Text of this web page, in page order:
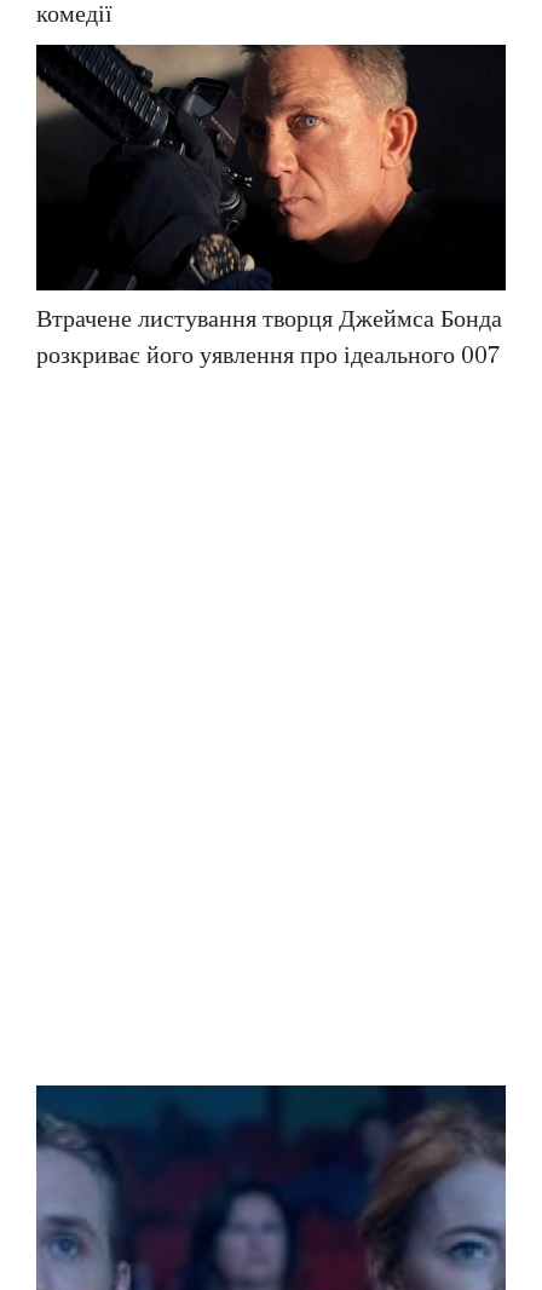
комедії
Втрачене листування творця Джеймса Бонда
розкриває його уявлення про ідеального 007